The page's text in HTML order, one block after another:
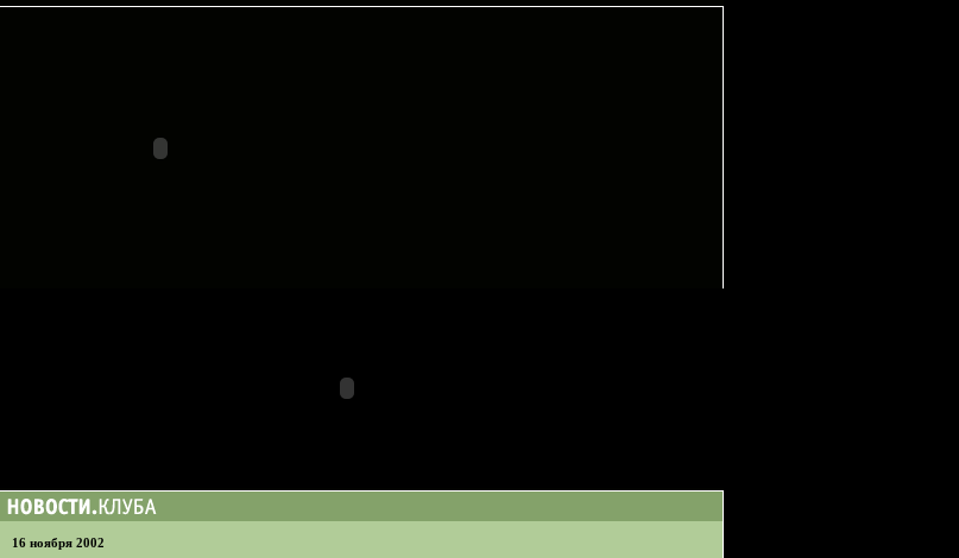
16 ноября 2002